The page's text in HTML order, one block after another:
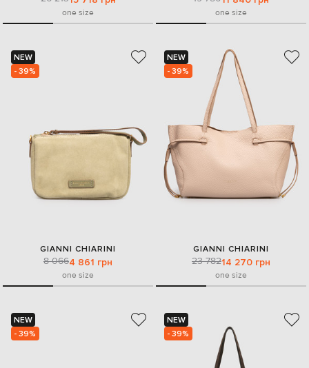
one size one size
NEW
- 39%
GIANNI CHIARINI
8 0664 861 грн
one size
NEW
- 39%
GIANNI CHIARINI
23 78214 270 грн
one size
NEW
- 39%
NEW
- 39%